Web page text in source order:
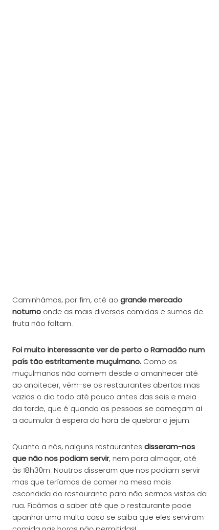
Caminhámos, por fim, até ao grande mercado
noturno onde as mais diversas comidas e sumos de
fruta não faltam.
Foi muito interessante ver de perto o Ramadão num
país tão estritamente muçulmano. Como os
muçulmanos não comem desde o amanhecer até
ao anoitecer, vêm-se os restaurantes abertos mas
vazios o dia todo até pouco antes das seis e meia
da tarde, que é quando as pessoas se começam aí
a acumular à espera da hora de quebrar o jejum.
Quanto a nós, nalguns restaurantes disseram-nos
que não nos podiam servir, nem para almoçar, até
às 18h30m. Noutros disseram que nos podiam servir
mas que teríamos de comer na mesa mais
escondida do restaurante para não sermos vistos da
rua. Ficámos a saber até que o restaurante pode
apanhar uma multa caso se saiba que eles serviram